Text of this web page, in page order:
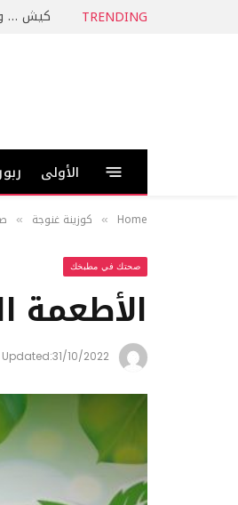
TRENDING كيش …
الأولى
Home
» كوزينة غنوجة »
صحتك في مطبخك
الأطعمة
Updated:31/10/2022